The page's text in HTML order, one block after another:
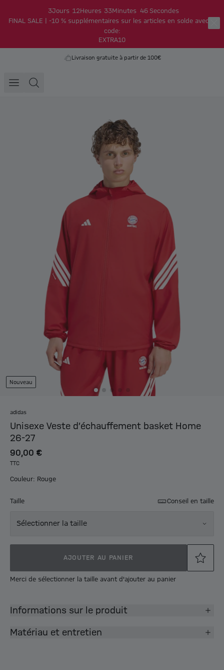
3Jours 12Heures 33 Minutes 46 Secondes
FINAL SALE | -10 % supplémentaires sur les articles en solde avec le
code:
EXTRA10
Livraison gratuite à partir de 100€
Nouveau
adidas
Unisexe Veste d’échauffement basket Home
26-27
90,00 €
TTC
Couleur: Rouge
Taille Conseil en taille
Sélectionner la taille
AJOUTER AU PANIER
Merci de sélectionner la taille avant d'ajouter au panier
Informations sur le produit
Matériau et entretien